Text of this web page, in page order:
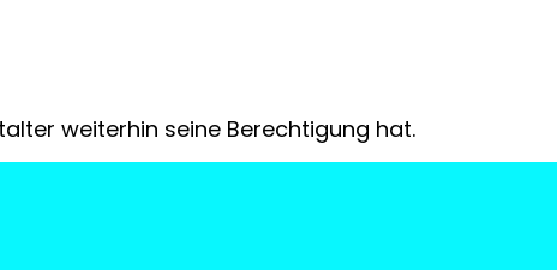
weiterhin seine Berechtigung hat.